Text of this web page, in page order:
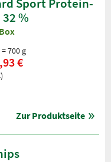
%
700 g
€
Zur Produktseite